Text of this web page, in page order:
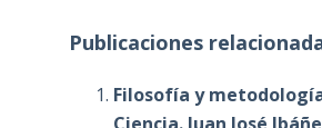
Publicaciones
Filosofía y
Ciencia. Juan José